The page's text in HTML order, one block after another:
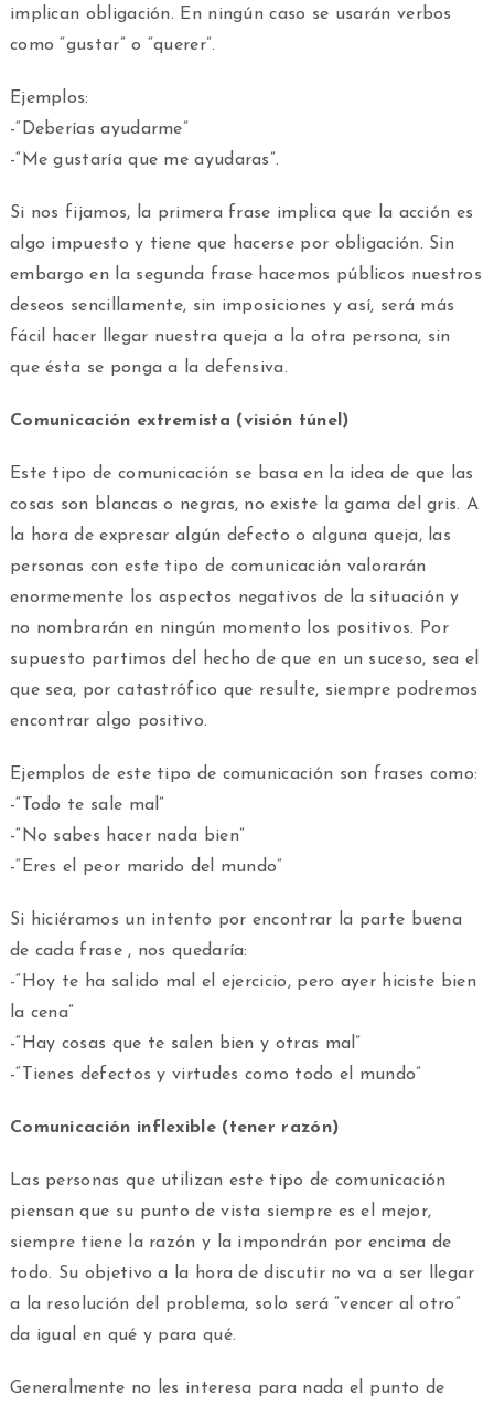
implican obligación. En ningún caso se usarán verbos
como “gustar” o “querer”.
Ejemplos:
-“Deberías ayudarme”
-“Me gustaría que me ayudaras”.
Si nos fijamos, la primera frase implica que la acción es
algo impuesto y tiene que hacerse por obligación. Sin
embargo en la segunda frase hacemos públicos nuestros
deseos sencillamente, sin imposiciones y así, será más
fácil hacer llegar nuestra queja a la otra persona, sin
que ésta se ponga a la defensiva.
Comunicación extremista (visión túnel)
Este tipo de comunicación se basa en la idea de que las
cosas son blancas o negras, no existe la gama del gris. A
la hora de expresar algún defecto o alguna queja, las
personas con este tipo de comunicación valorarán
enormemente los aspectos negativos de la situación y
no nombrarán en ningún momento los positivos. Por
supuesto partimos del hecho de que en un suceso, sea el
que sea, por catastrófico que resulte, siempre podremos
encontrar algo positivo.
Ejemplos de este tipo de comunicación son frases como:
-“Todo te sale mal”
-“No sabes hacer nada bien”
-“Eres el peor marido del mundo”
Si hiciéramos un intento por encontrar la parte buena
de cada frase , nos quedaría:
-“Hoy te ha salido mal el ejercicio, pero ayer hiciste bien
la cena”
-“Hay cosas que te salen bien y otras mal”
-“Tienes defectos y virtudes como todo el mundo”
Comunicación inflexible (tener razón)
Las personas que utilizan este tipo de comunicación
piensan que su punto de vista siempre es el mejor,
siempre tiene la razón y la impondrán por encima de
todo. Su objetivo a la hora de discutir no va a ser llegar
a la resolución del problema, solo será “vencer al otro”
da igual en qué y para qué.
Generalmente no les interesa para nada el punto de